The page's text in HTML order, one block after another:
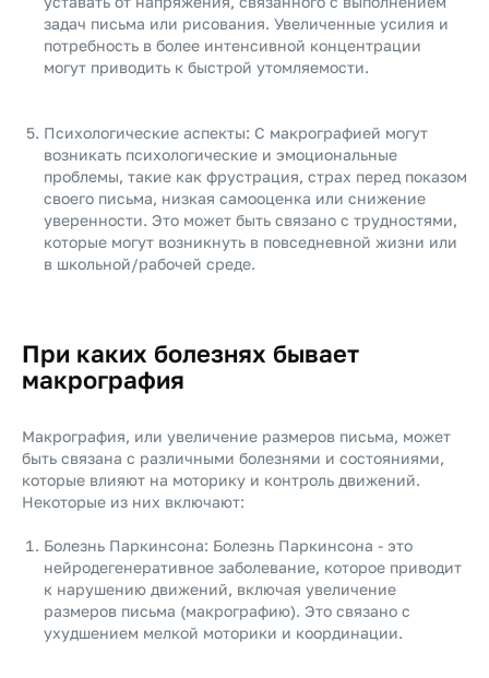
задач письма или рисования. Увеличенные усилия и
потребность в более интенсивной концентрации
могут приводить к быстрой утомляемости.
Психологические аспекты: С макрографией могут
возникать психологические и эмоциональные
проблемы, такие как фрустрация, страх перед показом
своего письма, низкая самооценка или снижение
уверенности. Это может быть связано с трудностями,
которые могут возникнуть в повседневной жизни или
в школьной/рабочей среде.
При каких болезнях бывает
макрография
Макрография, или увеличение размеров письма, может
быть связана с различными болезнями и состояниями,
которые влияют на моторику и контроль движений.
Некоторые из них включают:
Болезнь Паркинсона: Болезнь Паркинсона - это
нейродегенеративное заболевание, которое приводит
к нарушению движений, включая увеличение
размеров письма (макрографию). Это связано с
ухудшением мелкой моторики и координации.